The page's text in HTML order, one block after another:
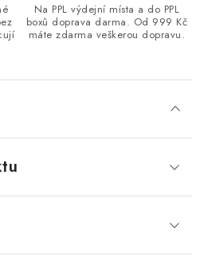
Na PPL výdejní místa a do PPL
boxů doprava darma. Od 999 Kč
máte zdarma veškerou dopravu.